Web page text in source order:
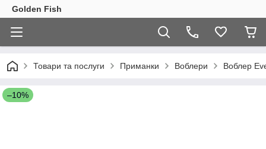
Golden Fish
Товари та послуги Приманки Воблери Воблер
–10%